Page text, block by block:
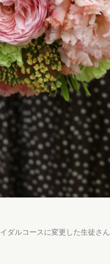
ダルコースに変更した生徒さん